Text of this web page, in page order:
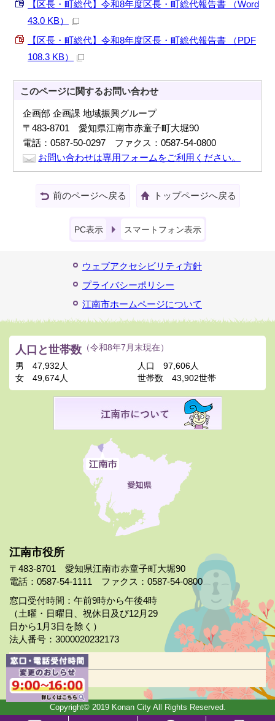
【区長・町総代】令和8年度区長・町総代報告書 （Word
43.0 KB）
【区長・町総代】令和8年度区長・町総代報告書 （PDF
108.3 KB）
このページに関するお問い合わせ
企画部 企画課 地域振興グループ
〒483-8701 愛知県江南市赤童子町大堀90
電話：0587-50-0297 ファクス：0587-54-0800
お問い合わせは専用フォームをご利用ください。
前のページへ戻る トップページへ戻る
PC表示 スマートフォン表示
ウェブアクセシビリティ方針
プライバシーポリシー
江南市ホームページについて
江南市役所
〒483-8701 愛知県江南市赤童子町大堀90
電話：0587-54-1111 ファクス：0587-54-0800
窓口受付時間：午前9時から午後4時
（土曜・日曜日、祝休日及び12月29
日から1月3日を除く）
法人番号：3000020232173
市役所案内
日曜市役所
人口と世帯数 （令和8年7月末現在）
男
47,932人
女
49,674人
人口
97,606人
世帯数
43,902世帯
Copyright© 2019 Konan City All Rights Reserved.